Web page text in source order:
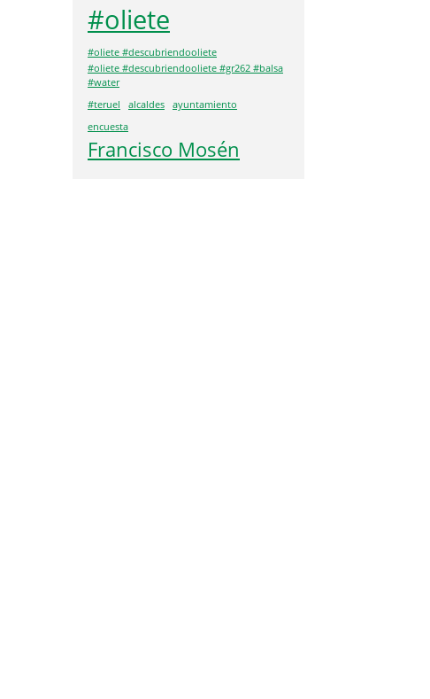
#oliete
#oliete #descubriendooliete
#oliete #descubriendooliete #gr262 #balsa
#water
#teruel
alcaldes
ayuntamiento
encuesta
Francisco Mosén